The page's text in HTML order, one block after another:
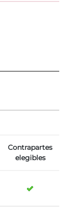
Contrapartes
elegibles